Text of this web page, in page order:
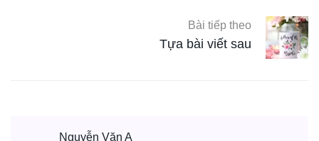
Bài tiếp theo
Tựa bài viết sau
Nguyễn Văn A